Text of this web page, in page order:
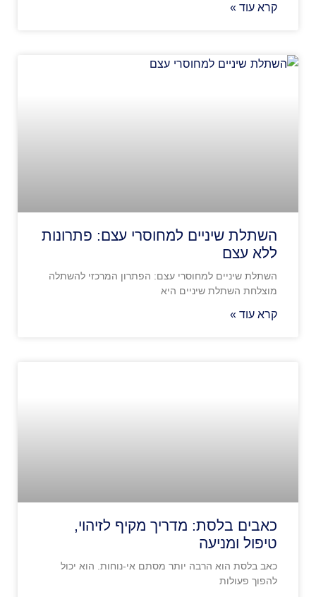
קרא עוד »
השתלת שיניים למחוסרי עצם: פתרונות
ללא עצם
השתלת שיניים למחוסרי עצם: הפתרון המרכזי להשתלה
מוצלחת השתלת שיניים היא
קרא עוד »
כאבים בלסת: מדריך מקיף לזיהוי,
טיפול ומניעה
כאב בלסת הוא הרבה יותר מסתם אי-נוחות. הוא יכול
להפוך פעולות